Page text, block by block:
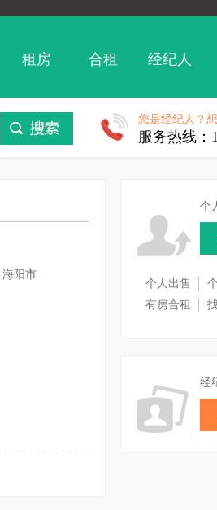
租房 合租 经纪人
您是经纪人？
服务热线：
海阳市
个
个人出售
有房合租
经